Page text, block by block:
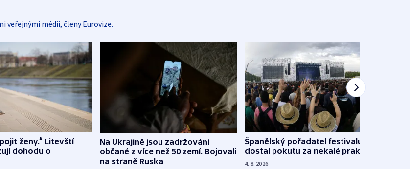
veřejnými médii, členy Eurovize.
ženy.“ Litevští
dohodu o
Na Ukrajině jsou zadržováni
občané z více než 50 zemí. Bojovali
na straně Ruska
Španělský pořadatel festivalu
dostal pokutu za nekalé praktiky
4. 8. 2026